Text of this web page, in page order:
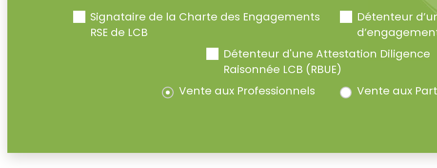
Signataire de la Charte des Engagements
RSE de LCB
Détenteur
Détenteur d'une Attestation Diligence
Raisonnée LCB (RBUE)
Vente aux Professionnels
Vente aux